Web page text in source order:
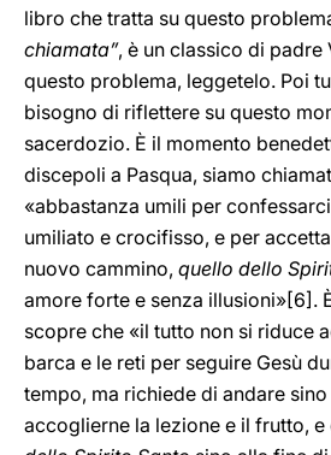
libro che tratta su questo
chiamata”, è un classico di padre
questo problema, leggetelo. Poi
bisogno di riflettere su questo
sacerdozio. È il momento
discepoli a Pasqua, siamo
«abbastanza umili per
umiliato e crocifisso, e per
nuovo cammino, quello dello
amore forte e senza illusioni»[6].
scopre che «il tutto non si riduce
barca e le reti per seguire Gesù
tempo, ma richiede di andare
accoglierne la lezione e il frutto, e